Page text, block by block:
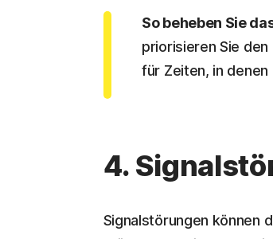
So beheben Sie
priorisieren Sie
für Zeiten, in denen
4.
Signalstörungen können